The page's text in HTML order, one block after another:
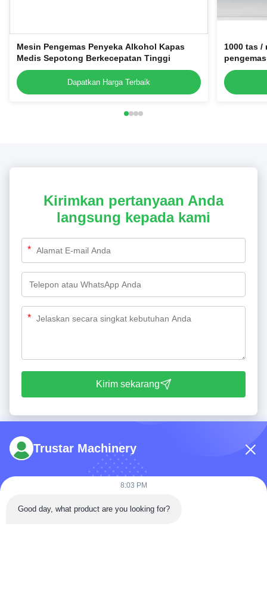
Mesin Pengemas Penyeka Alkohol Kapas
Medis Sepotong Berkecepatan Tinggi
Dapatkan Harga Terbaik
1000 tas /
Kirimkan pertanyaan Anda
langsung kepada kami
*
*
Kirim sekarang
Telp: 86-180-5882-0351
Trustar Machinery
8:03 PM
Good day, what product are you looking for?